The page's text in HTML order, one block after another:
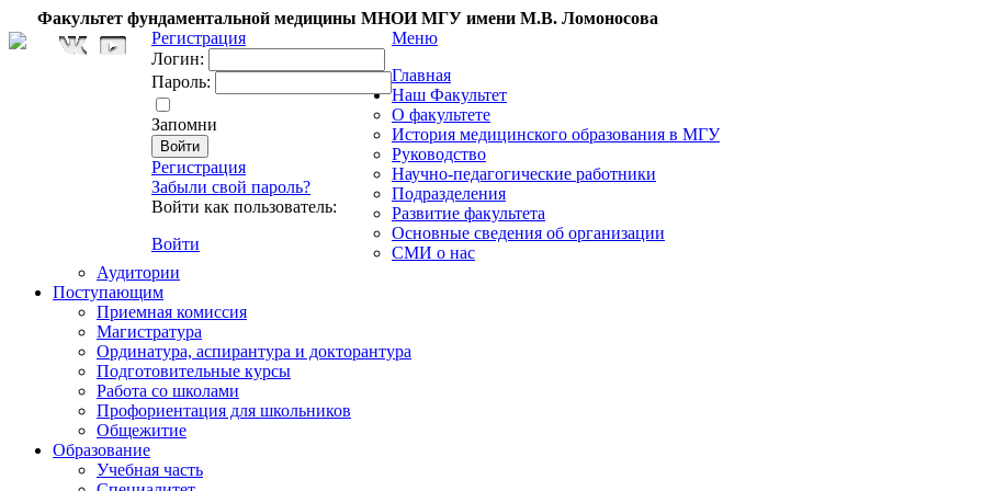
Факультет фундаментальной медицины МНОИ МГУ имени М.В. Ломоносова
Регистрация
Логин:
Пароль:
Запомни
Регистрация
Забыли свой пароль?
Войти как пользователь:
Войти
Меню
Главная
Наш Факультет
О факультете
История медицинского образования в МГУ
Руководство
Научно-педагогические работники
Подразделения
Развитие факультета
Основные сведения об организации
СМИ о нас
Аудитории
Поступающим
Приемная комиссия
Магистратура
Ординатура, аспирантура и докторантура
Подготовительные курсы
Работа со школами
Профориентация для школьников
Общежитие
Образование
Учебная часть